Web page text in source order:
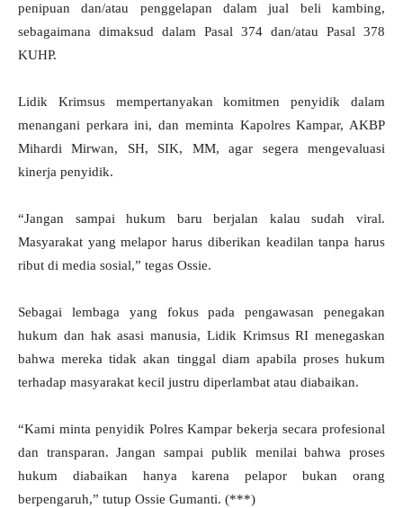
penipuan dan/atau penggelapan dalam jual beli kambing,
sebagaimana dimaksud dalam Pasal 374 dan/atau Pasal 378
KUHP.
Lidik Krimsus mempertanyakan komitmen penyidik dalam
menangani perkara ini, dan meminta Kapolres Kampar, AKBP
Mihardi Mirwan, SH, SIK, MM, agar segera mengevaluasi
kinerja penyidik.
“Jangan sampai hukum baru berjalan kalau sudah viral.
Masyarakat yang melapor harus diberikan keadilan tanpa harus
ribut di media sosial,” tegas Ossie.
Sebagai lembaga yang fokus pada pengawasan penegakan
hukum dan hak asasi manusia, Lidik Krimsus RI menegaskan
bahwa mereka tidak akan tinggal diam apabila proses hukum
terhadap masyarakat kecil justru diperlambat atau diabaikan.
“Kami minta penyidik Polres Kampar bekerja secara profesional
dan transparan. Jangan sampai publik menilai bahwa proses
hukum diabaikan hanya karena pelapor bukan orang
berpengaruh,” tutup Ossie Gumanti. (***)